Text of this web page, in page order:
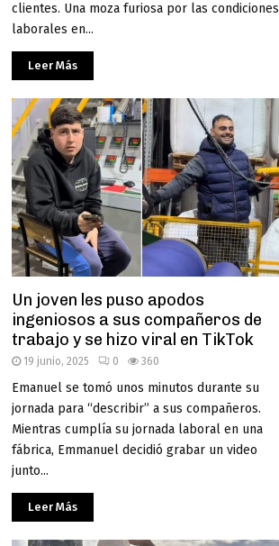
clientes. Una moza furiosa por las condiciones
laborales en...
Leer Más
Un joven les puso apodos
ingeniosos a sus compañeros de
trabajo y se hizo viral en TikTok
19 junio, 2025 0 360
Emanuel se tomó unos minutos durante su
jornada para “describir” a sus compañeros.
Mientras cumplía su jornada laboral en una
fábrica, Emmanuel decidió grabar un video
junto...
Leer Más